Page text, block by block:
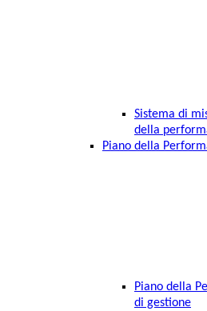
Sistema di
della
Piano della
Piano della
di gestione